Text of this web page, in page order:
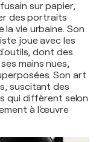
sur papier,
des portraits
vie urbaine. Son
joue avec les
dont des
mains nues,
Son art
suscitant des
qui diffèrent selon
à l'œuvre